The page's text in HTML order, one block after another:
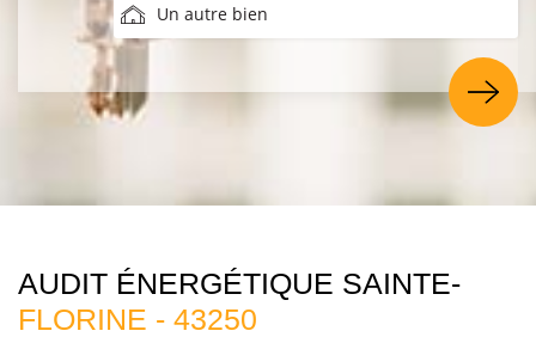
Un autre bien
AUDIT ÉNERGÉTIQUE SAINTE-
FLORINE - 43250